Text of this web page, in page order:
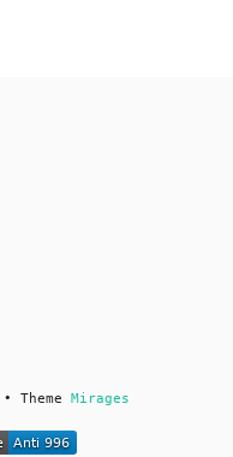
• Theme Mirages